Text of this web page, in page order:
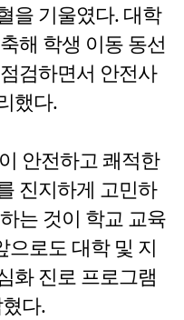
을 기울였다. 대학
해 학생 이동 동선
검하면서 안전사
했다.
안전하고 쾌적한
진지하게 고민하
는 것이 학교 교육
으로도 대학 및 지
화 진로 프로그램
다.